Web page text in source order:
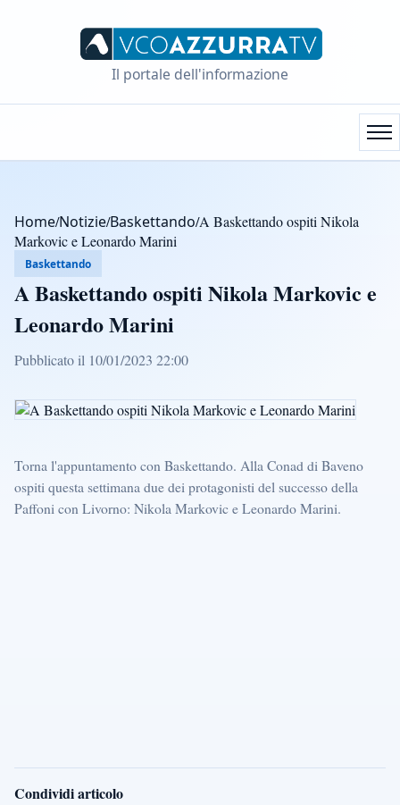
Il portale dell'informazione
Home/Notizie/Baskettando/A Baskettando ospiti Nikola
Markovic e Leonardo Marini
Baskettando
A Baskettando ospiti Nikola Markovic e
Leonardo Marini
Pubblicato il 10/01/2023 22:00
Torna l'appuntamento con Baskettando. Alla Conad di Baveno
ospiti questa settimana due dei protagonisti del successo della
Paffoni con Livorno: Nikola Markovic e Leonardo Marini.
Condividi articolo